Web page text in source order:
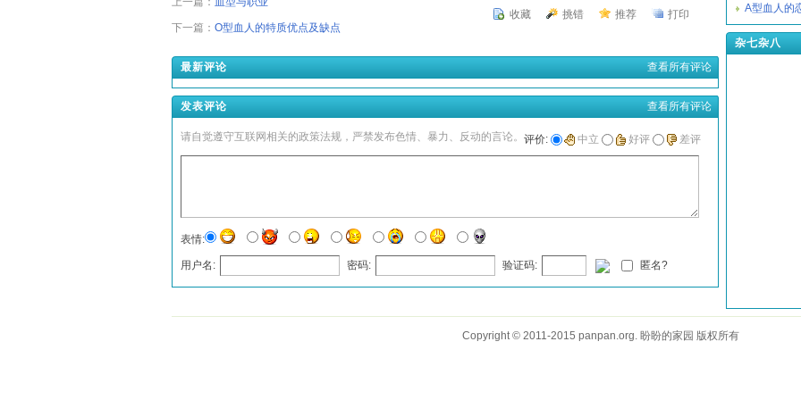
下一篇： O型血人的特质优点及缺点
收藏 挑错 推荐 打印
最新评论 查看所有评论
发表评论 查看所有评论
请自觉遵守互联网相关的政策法规，严禁发布色情、暴力、反动的言论。 评价: 中立 好评 差评
表情:
用户名: 密码: 验证码: 匿名?
A型血人的
杂七杂八
Copyright © 2011-2015 panpan.org. 盼盼的家园 版权所有